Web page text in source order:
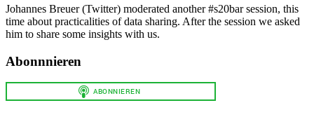
Johannes Breuer (Twitter) moderated another #s20bar session, this
time about practicalities of data sharing. After the session we asked
him to share some insights with us.
Abonnnieren